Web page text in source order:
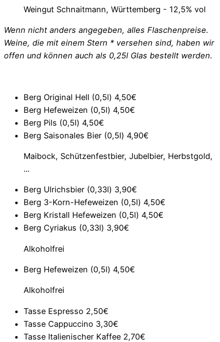
Weingut Schnaitmann, Württemberg - 12,5% vol
Wenn nicht anders angegeben, alles Flaschenpreise.
Weine, die mit einem Stern * versehen sind, haben wir
offen und können auch als 0,25l Glas bestellt werden.
Berg Original Hell (0,5l) 4,50€
Berg Hefeweizen (0,5l) 4,50€
Berg Pils (0,5l) 4,50€
Berg Saisonales Bier (0,5l) 4,90€
Maibock, Schützenfestbier, Jubelbier, Herbstgold,
...
Berg Ulrichsbier (0,33l) 3,90€
Berg 3-Korn-Hefeweizen (0,5l) 4,50€
Berg Kristall Hefeweizen (0,5l) 4,50€
Berg Cyriakus (0,33l) 3,90€
Alkoholfrei
Berg Hefeweizen (0,5l) 4,50€
Alkoholfrei
Tasse Espresso 2,50€
Tasse Cappuccino 3,30€
Tasse Italienischer Kaffee 2,70€